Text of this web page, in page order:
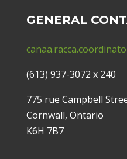
GENERAL
(613) 937-3072 x 240
775 rue Campbell
Cornwall, Ontario
K6H 7B7